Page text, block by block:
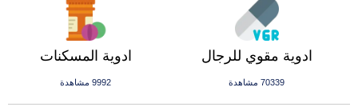
ادوية المسكنات
9992 مشاهدة
ادوية مقوي للرجال
70339 مشاهدة